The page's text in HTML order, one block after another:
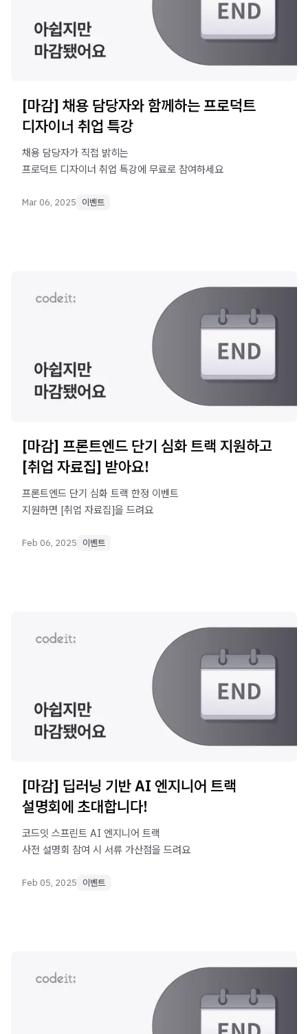
[마감] 채용 담당자와 함께하는 프로덕트
디자이너 취업 특강
채용 담당자가 직접 밝히는
프로덕트 디자이너 취업 특강에 무료로 참여하세요
Mar 06, 2025 이벤트
[마감] 프론트엔드 단기 심화 트랙 지원하고
[취업 자료집] 받아요!
프론트엔드 단기 심화 트랙 한정 이벤트
지원하면 [취업 자료집]을 드려요
Feb 06, 2025 이벤트
[마감] 딥러닝 기반 AI 엔지니어 트랙
설명회에 초대합니다!
코드잇 스프린트 AI 엔지니어 트랙
사전 설명회 참여 시 서류 가산점을 드려요
Feb 05, 2025 이벤트